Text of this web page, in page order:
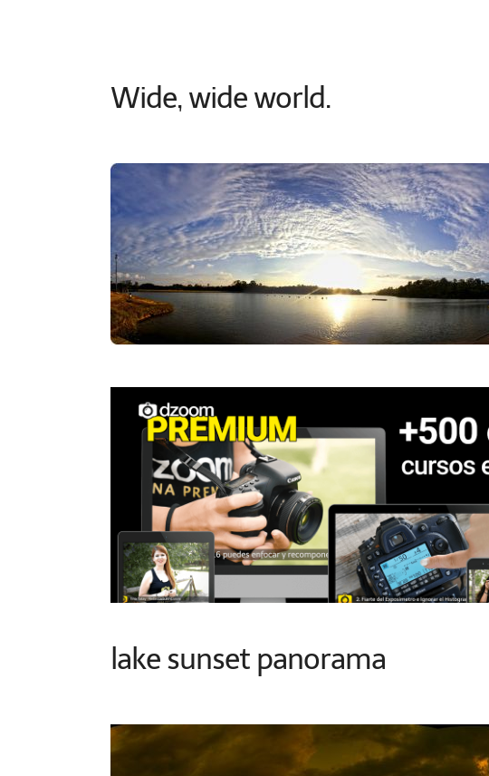
Wide, wide world.
lake sunset panorama